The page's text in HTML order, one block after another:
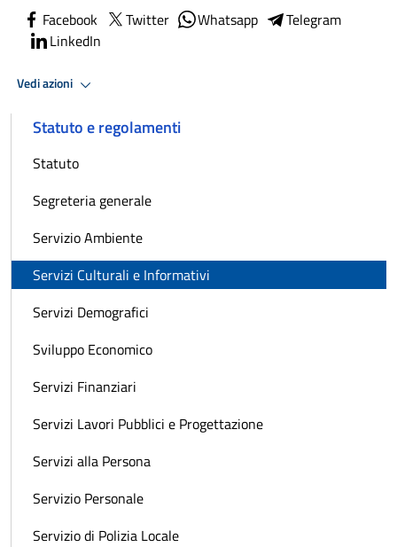
Facebook Twitter Whatsapp
Telegram
LinkedIn
Vedi azioni
Statuto e regolamenti
Statuto
Segreteria generale
Servizio Ambiente
Servizi Culturali e Informativi
Servizi Demografici
Sviluppo Economico
Servizi Finanziari
Servizi Lavori Pubblici e Progettazione
Servizi alla Persona
Servizio Personale
Servizio di Polizia Locale